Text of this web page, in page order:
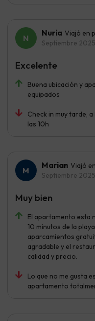
Nuria Viajó en
Septiembre 2025
Buena ubicación y
equipados
Check in muy tarde,
las 10h
Excelente
Marian Viajó
Septiembre 2025
El apartamento esta
10 minutos de la
aparcamientos
agradable y el
calidad y precio.
Lo que no me gusta
apartamento
Muy bien